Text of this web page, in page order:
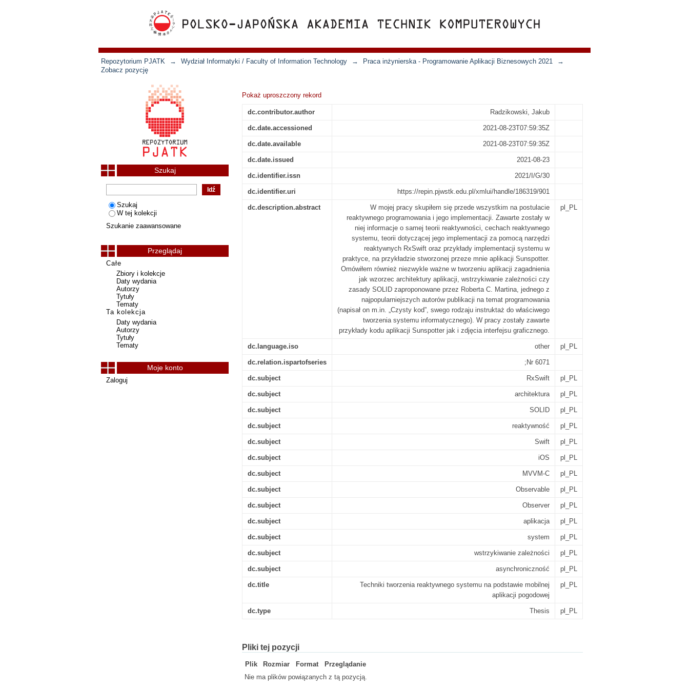
Repozytorium PJATK → Wydział Informatyki / Faculty of Information Technology → Praca inżynierska - Programowanie Aplikacji Biznesowych 2021
→
Zobacz pozycję
Pokaż uproszczony rekord
dc.contributor.author Radzikowski, Jakub
dc.date.accessioned 2021-08-23T07:59:35Z
dc.date.available 2021-08-23T07:59:35Z
dc.date.issued 2021-08-23
dc.identifier.issn 2021/I/G/30
dc.identifier.uri https://repin.pjwstk.edu.pl/xmlui/handle/186319/901
dc.description.abstract
W mojej pracy skupiłem się przede wszystkim na postulacie
reaktywnego programowania i jego implementacji. Zawarte zostały w
niej informacje o samej teorii reaktywności, cechach reaktywnego
systemu, teorii dotyczącej jego implementacji za pomocą narzędzi
reaktywnych RxSwift oraz przykłady implementacji systemu w
praktyce, na przykładzie stworzonej przeze mnie aplikacji Sunspotter.
Omówiłem również niezwykle ważne w tworzeniu aplikacji zagadnienia
jak wzorzec architektury aplikacji, wstrzykiwanie zależności czy
zasady SOLID zaproponowane przez Roberta C. Martina, jednego z
najpopularniejszych autorów publikacji na temat programowania
(napisał on m.in. „Czysty kod”, swego rodzaju instruktaż do właściwego
tworzenia systemu informatycznego). W pracy zostały zawarte
przykłady kodu aplikacji Sunspotter jak i zdjęcia interfejsu graficznego.
pl_PL
dc.language.iso other pl_PL
dc.relation.ispartofseries ;Nr 6071
dc.subject RxSwift pl_PL
dc.subject architektura pl_PL
dc.subject SOLID pl_PL
dc.subject reaktywność pl_PL
dc.subject Swift pl_PL
dc.subject iOS pl_PL
dc.subject MVVM-C pl_PL
dc.subject Observable pl_PL
dc.subject Observer pl_PL
dc.subject aplikacja pl_PL
dc.subject system pl_PL
dc.subject wstrzykiwanie zależności pl_PL
dc.subject asynchroniczność pl_PL
dc.title
Techniki tworzenia reaktywnego systemu na podstawie mobilnej
aplikacji pogodowej
pl_PL
dc.type Thesis pl_PL
Pliki tej pozycji
Plik Rozmiar Format
Przeglądanie
Nie ma plików powiązanych z tą pozycją.
Szukaj
Szukaj
W tej kolekcji
Szukanie zaawansowane
Przeglądaj
Całe
Zbiory i kolekcje
Daty wydania
Autorzy
Tytuły
Tematy
Ta kolekcja
Daty wydania
Autorzy
Tytuły
Tematy
Moje konto
Zaloguj